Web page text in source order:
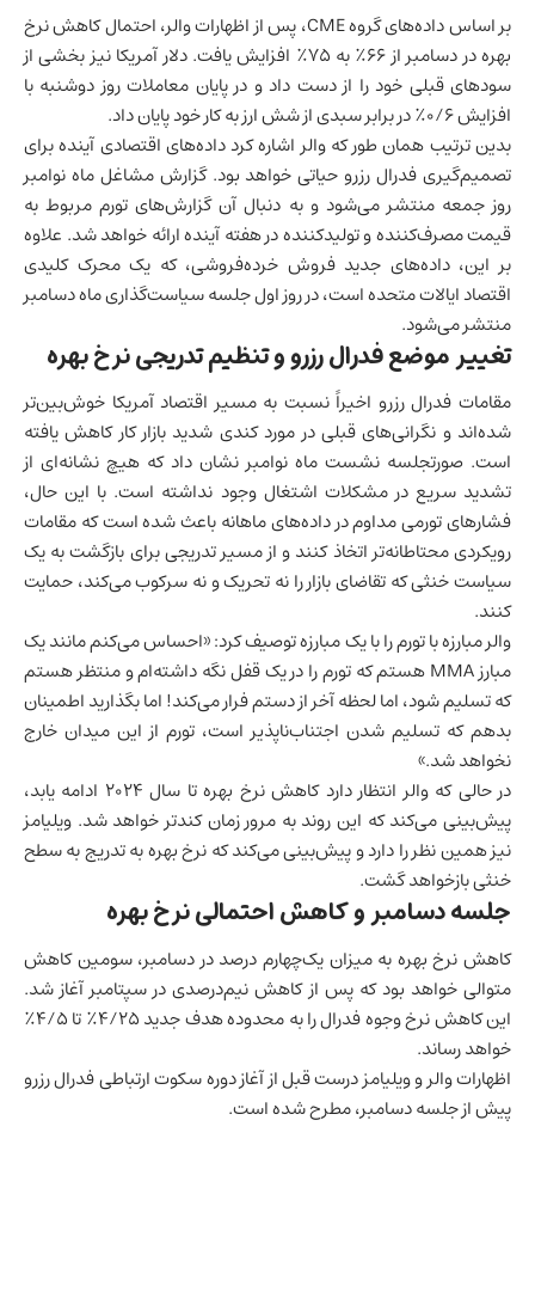
بر اساس داده‌های گروه CME، پس از اظهارات والر، احتمال کاهش نرخ
بهره در دسامبر از ۶۶٪ به ۷۵٪ افزایش یافت. دلار آمریکا نیز بخشی از
سودهای قبلی خود را از دست داد و در پایان معاملات روز دوشنبه با
افزایش ۰/۶٪ در برابر سبدی از شش ارز به کار خود پایان داد.
بدین ترتیب همان طور که والر اشاره کرد داده‌های اقتصادی آینده برای
تصمیم‌گیری فدرال رزرو حیاتی خواهد بود. گزارش مشاغل ماه نوامبر
روز جمعه منتشر می‌شود و به دنبال آن گزارش‌های تورم مربوط به
قیمت مصرف‌کننده و تولیدکننده در هفته آینده ارائه خواهد شد. علاوه
بر این، داده‌های جدید فروش خرده‌فروشی، که یک محرک کلیدی
اقتصاد ایالات متحده است، در روز اول جلسه سیاست‌گذاری ماه دسامبر
منتشر می‌شود.
تغییر موضع فدرال رزرو و تنظیم تدریجی نرخ بهره
مقامات فدرال رزرو اخیراً نسبت به مسیر اقتصاد آمریکا خوش‌بین‌تر
شده‌اند و نگرانی‌های قبلی در مورد کندی شدید بازار کارکاهش یافته
است. صورتجلسه نشست ماه نوامبر نشان داد که هیچ نشانه‌ای از
تشدید سریع در مشکلات اشتغال وجود نداشته است. با این حال،
فشارهای تورمی مداوم در داده‌های ماهانه باعث شده است که مقامات
رویکردی محتاطانه‌تر اتخاذ کنند و از مسیر تدریجی برای بازگشت به یک
سیاست خنثی که تقاضای بازار را نه تحریک و نه سرکوب می‌کند، حمایت
کنند.
والر مبارزه با تورم را با یک مبارزه توصیف کرد: «احساس می‌کنم مانند یک
مبارز MMA هستم که تورم را در یک قفل نگه داشته‌ام و منتظر هستم
که تسلیم شود، اما لحظه آخر از دستم فرار می‌کند! اما بگذارید اطمینان
بدهم که تسلیم شدن اجتناب‌ناپذیر است، تورم از این میدان خارج
نخواهد شد.»
در حالی که والر انتظار دارد کاهش نرخ بهره تا سال ۲۰۲۴ ادامه یابد،
پیش‌بینی می‌کند که این روند به مرور زمان کندتر خواهد شد. ویلیامز
نیز همین نظر را دارد و پیش‌بینی می‌کند که نرخ بهره به تدریج به سطح
خنثی بازخواهد گشت.
جلسه دسامبر و کاهش احتمالی نرخ بهره
کاهش نرخ بهره به میزان یک‌چهارم درصد در دسامبر، سومین کاهش
متوالی خواهد بود که پس از کاهش نیم‌درصدی در سپتامبر آغاز شد.
این کاهش نرخ وجوه فدرال را به محدوده هدف جدید ۴/۲۵٪ تا ۴/۵٪
خواهد رساند.
اظهارات والر و ویلیامز درست قبل از آغاز دوره سکوت ارتباطی فدرال رزرو
پیش از جلسه دسامبر، مطرح شده است.